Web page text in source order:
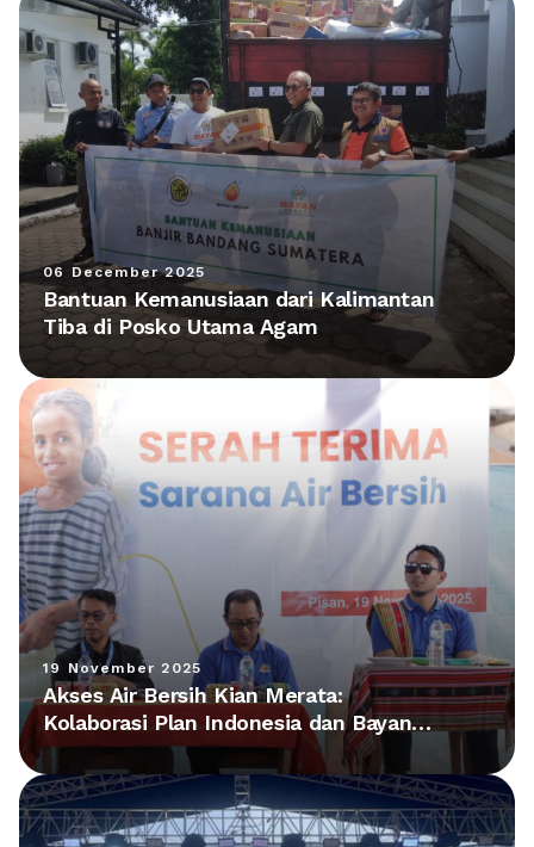
06 December 2025
Bantuan Kemanusiaan dari Kalimantan
Tiba di Posko Utama Agam
19 November 2025
Akses Air Bersih Kian Merata:
Kolaborasi Plan Indonesia dan Bayan
Group Hadirkan Fasilitas Baru di NTT